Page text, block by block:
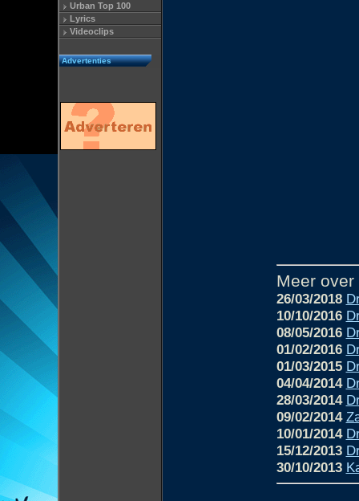
Urban Top 100
Lyrics
Videoclips
Advertenties
Meer over
26/03/2018
10/10/2016
08/05/2016
01/02/2016
01/03/2015
04/04/2014
28/03/2014
09/02/2014
10/01/2014
15/12/2013
30/10/2013